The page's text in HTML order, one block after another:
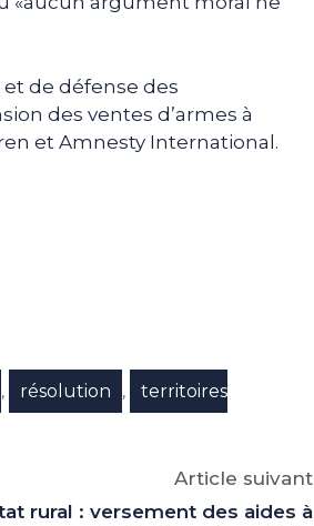
de défense des
des ventes d’armes à
et Amnesty International.
, résolution ,
territoires
Article suivant
rural : versement des aides à